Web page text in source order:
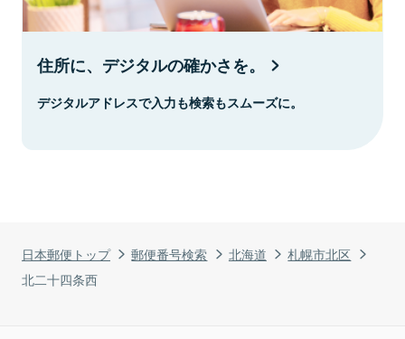
日本郵便トップ 郵便番号検索 北海道
札幌市北区
北二十四条西
住所に、デジタルの確かさを。
デジタルアドレスで入力も検索もスムーズに。